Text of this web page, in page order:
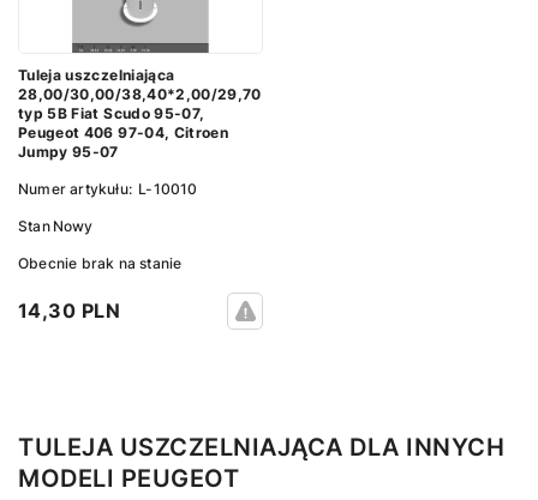
Tuleja uszczelniająca
28,00/30,00/38,40*2,00/29,70
typ 5B Fiat Scudo 95-07,
Peugeot 406 97-04, Citroen
Jumpy 95-07
Numer artykułu: L-10010
Stan Nowy
Obecnie brak na stanie
14,30 PLN
TULEJA USZCZELNIAJĄCA DLA INNYCH
MODELI PEUGEOT